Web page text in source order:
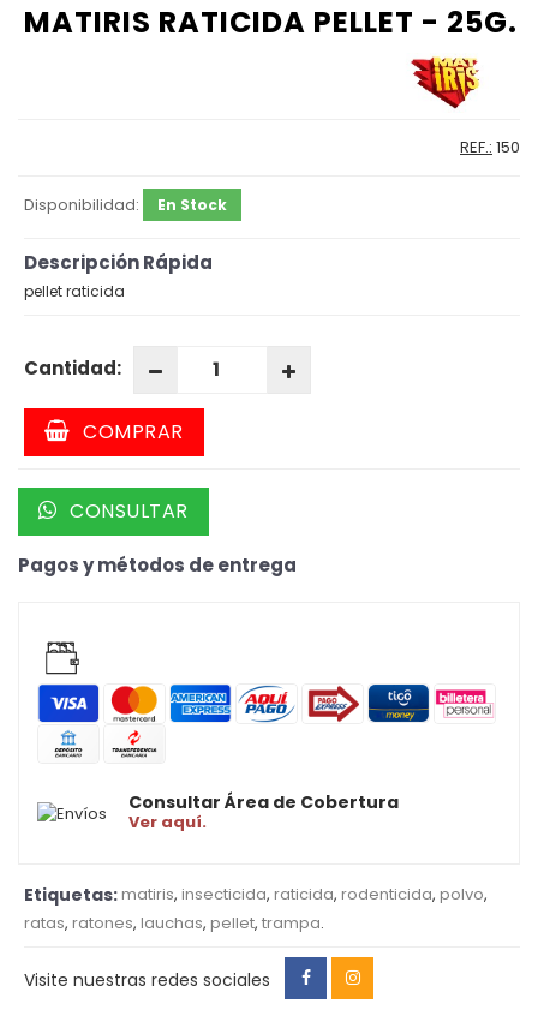
MATIRIS RATICIDA PELLET - 25G.
REF.: 150
Disponibilidad: En Stock
Descripción Rápida
pellet raticida
Cantidad:
COMPRAR
CONSULTAR
Pagos y métodos de entrega
Consultar Área de Cobertura
Ver aquí.
Etiquetas:matiris, insecticida, raticida, rodenticida, polvo,
ratas, ratones, lauchas, pellet, trampa.
Visite nuestras redes sociales